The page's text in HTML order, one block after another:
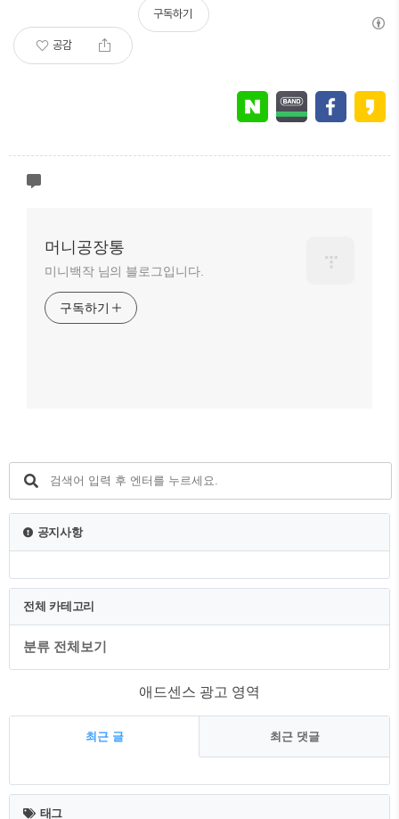
공감
구독하기
머니공장통
미니백작 님의 블로그입니다.
구독하기
공지사항
전체 카테고리
분류 전체보기
애드센스 광고 영역
최근 글 최근 댓글
최
근 태그